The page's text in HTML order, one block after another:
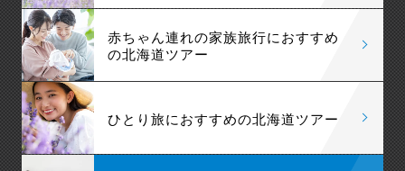
赤ちゃん連れの家族旅行におすすめ
の北海道ツアー
ひとり旅におすすめの北海道ツアー